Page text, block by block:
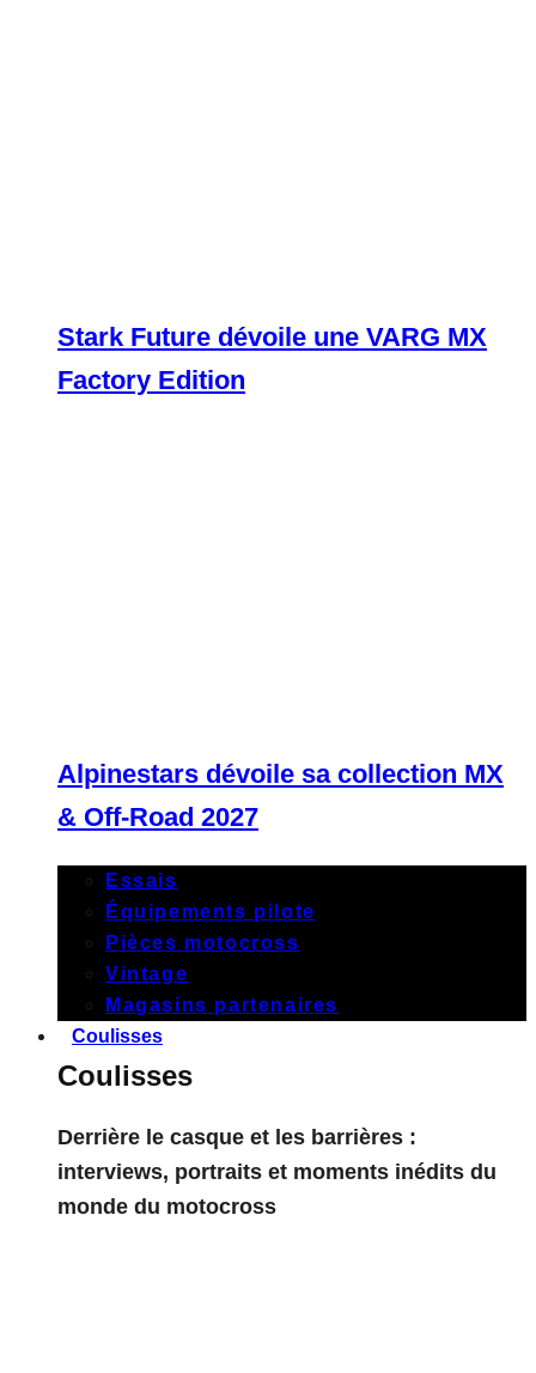
Stark Future dévoile une VARG MX
Factory Edition
Alpinestars dévoile sa collection MX
& Off-Road 2027
Essais
Équipements pilote
Pièces motocross
Vintage
Magasins partenaires
Coulisses
Coulisses
Derrière le casque et les barrières :
interviews, portraits et moments inédits du
monde du motocross